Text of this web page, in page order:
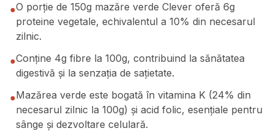
●O porție de 150g mazăre verde Clever oferă 6g
proteine vegetale, echivalentul a 10% din necesarul
zilnic.
●Conține 4g fibre la 100g, contribuind la sănătatea
digestivă și la senzația de sațietate.
●Mazărea verde este bogată în vitamina K (24% din
necesarul zilnic la 100g) și acid folic, esențiale pentru
sânge și dezvoltare celulară.